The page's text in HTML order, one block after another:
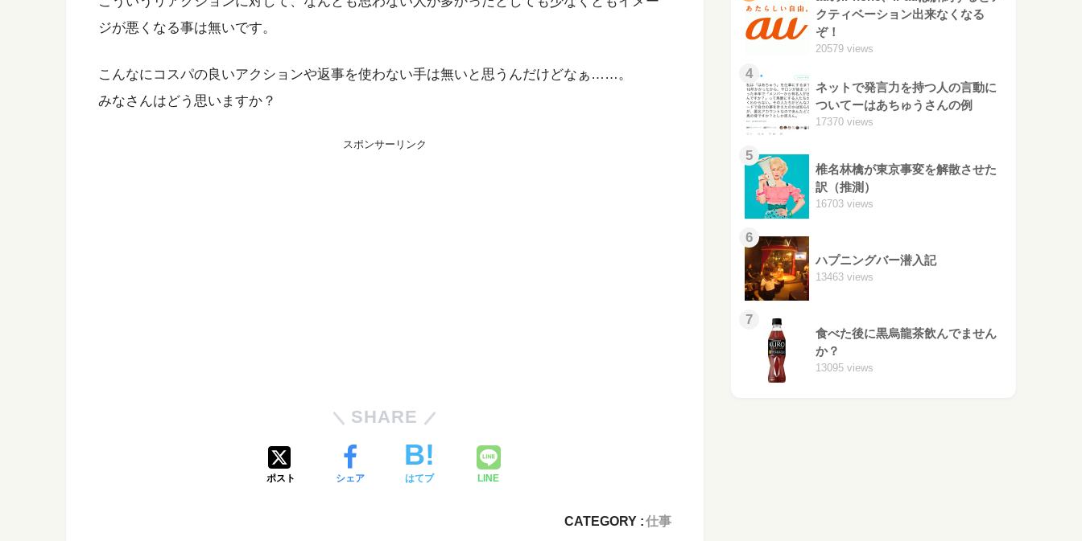
ジが悪くなる事は無いです。
こんなにコスパの良いアクションや返事を使わない手は無いと思うんだけどなぁ……。
みなさんはどう思いますか？
スポンサーリンク
SHARE
ポスト シェア はてブ LINE
CATEGORY :仕事
クティベーション出来なくなる
ぞ！
20579 views
4
ネットで発言力を持つ人の言動に
ついてーはあちゅうさんの例
17370 views
5
椎名林檎が東京事変を解散させた
訳（推測）
16703 views
6
ハプニングバー潜入記
13463 views
7
食べた後に黒烏龍茶飲んでません
か？
13095 views